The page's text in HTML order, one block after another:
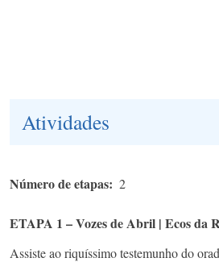
Atividades
Número de etapas 2
ETAPA 1 – Vozes de Abril | Ecos da
Assiste ao riquíssimo testemunho do